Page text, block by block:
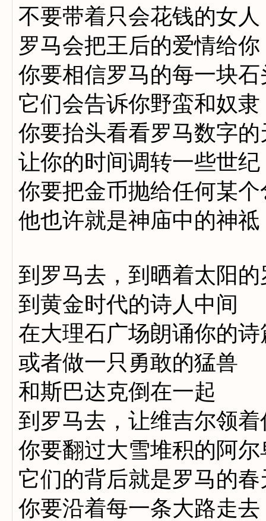
不要带着只会花钱的女人
罗马会把王后的爱情给你
你要相信罗马的每一块石
它们会告诉你野蛮和奴隶
你要抬头看看罗马数字的
让你的时间调转一些世纪
你要把金币抛给任何某个
他也许就是神庙中的神祗
到罗马去，到晒着太阳的
到黄金时代的诗人中间
在大理石广场朗诵你的诗
或者做一只勇敢的猛兽
和斯巴达克倒在一起
到罗马去，让维吉尔领着
你要翻过大雪堆积的阿尔
它们的背后就是罗马的春
你要沿着每一条大路走去